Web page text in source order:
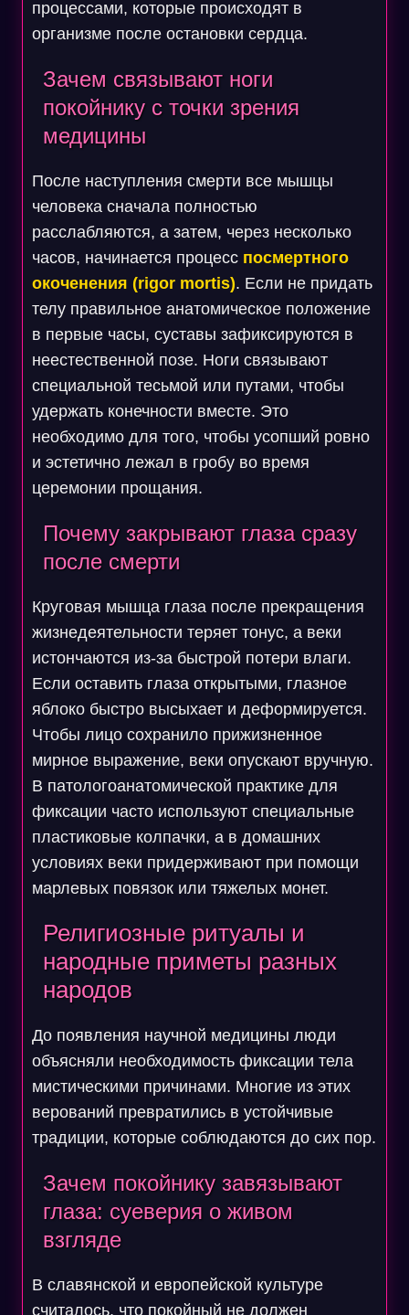
процессами, которые происходят в
организме после остановки сердца.
Зачем связывают ноги
покойнику с точки зрения
медицины
После наступления смерти все мышцы
человека сначала полностью
расслабляются, а затем, через несколько
часов, начинается процесс посмертного
окоченения (rigor mortis). Если не придать
телу правильное анатомическое положение
в первые часы, суставы зафиксируются в
неестественной позе. Ноги связывают
специальной тесьмой или путами, чтобы
удержать конечности вместе. Это
необходимо для того, чтобы усопший ровно
и эстетично лежал в гробу во время
церемонии прощания.
Почему закрывают глаза сразу
после смерти
Круговая мышца глаза после прекращения
жизнедеятельности теряет тонус, а веки
истончаются из-за быстрой потери влаги.
Если оставить глаза открытыми, глазное
яблоко быстро высыхает и деформируется.
Чтобы лицо сохранило прижизненное
мирное выражение, веки опускают вручную.
В патологоанатомической практике для
фиксации часто используют специальные
пластиковые колпачки, а в домашних
условиях веки придерживают при помощи
марлевых повязок или тяжелых монет.
Религиозные ритуалы и
народные приметы разных
народов
До появления научной медицины люди
объясняли необходимость фиксации тела
мистическими причинами. Многие из этих
верований превратились в устойчивые
традиции, которые соблюдаются до сих пор.
Зачем покойнику завязывают
глаза: суеверия о живом
взгляде
В славянской и европейской культуре
считалось, что покойный не должен